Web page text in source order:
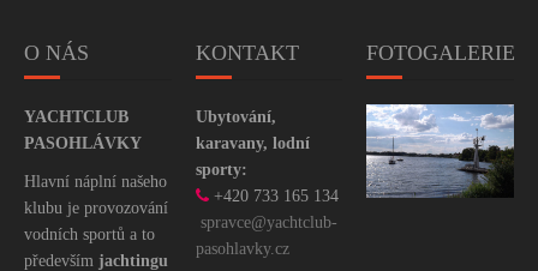
O NÁS
YACHTCLUB
PASOHLÁVKY
Hlavní náplní našeho
klubu je provozování
vodních sportů a to
především jachtingu
KONTAKT
Ubytování,
karavany, lodní
sporty:
+420 733 165 134
spravce@yachtclub-
pasohlavky.cz
FOTOGALERIE